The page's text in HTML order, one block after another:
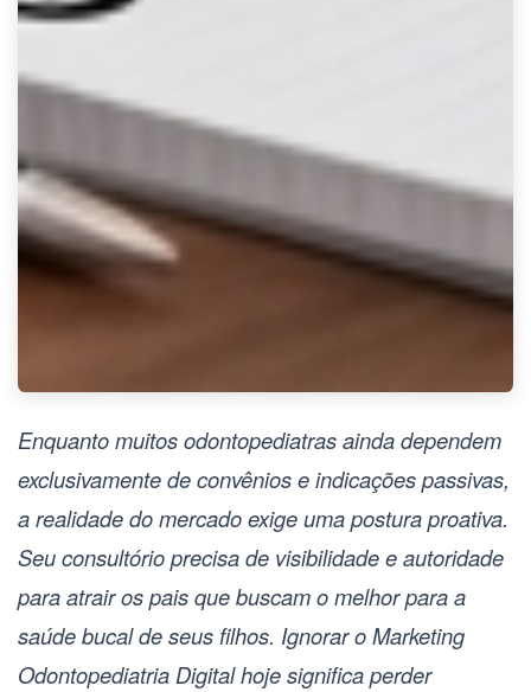
Enquanto muitos odontopediatras ainda dependem
exclusivamente de convênios e indicações passivas,
a realidade do mercado exige uma postura proativa.
Seu consultório precisa de visibilidade e autoridade
para atrair os pais que buscam o melhor para a
saúde bucal de seus filhos. Ignorar oMarketing
Odontopediatria Digitalhoje significa perder